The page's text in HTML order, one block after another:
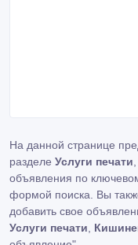
На данной странице
разделе Услуги печати
объявления по
формой поиска. Вы
добавить свое
Услуги печати